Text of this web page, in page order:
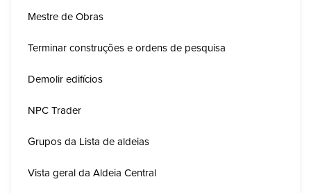
Mestre de Obras
Terminar construções e ordens de pesquisa
Demolir edifícios
NPC Trader
Grupos da Lista de aldeias
Vista geral da Aldeia Central